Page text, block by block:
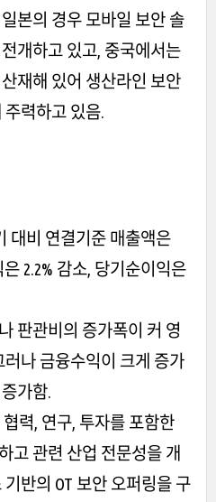
본의 경우 모바일 보안 솔
개하고 있고, 중국에서는
재해 있어 생산라인 보안
력하고 있음.
대비 연결기준 매출액은
2.2% 감소, 당기순이익은
판관비의 증가폭이 커 영
나 금융수익이 크게 증가
가함.
협력, 연구, 투자를 포함한
고 관련 산업 전문성을 개
반의 OT 보안 오퍼링을 구